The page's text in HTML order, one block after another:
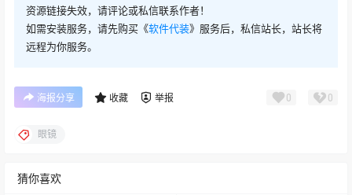
资源链接失效，请评论或私信联系作者！
如需安装服务，请先购买《软件代装》服务后，私信站长，站长将
远程为你服务。
海报分享 收藏 举报 0 0
眼镜
猜你喜欢